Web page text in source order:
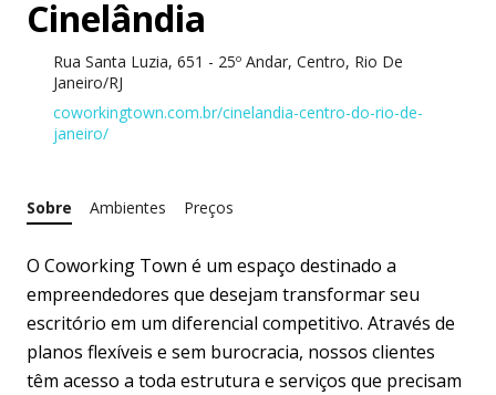
Cinelândia
Rua Santa Luzia, 651 - 25º Andar, Centro, Rio De
Janeiro/RJ
coworkingtown.com.br/cinelandia-centro-do-rio-de-
janeiro/
Sobre Ambientes Preços
O Coworking Town é um espaço destinado a
empreendedores que desejam transformar seu
escritório em um diferencial competitivo. Através de
planos flexíveis e sem burocracia, nossos clientes
têm acesso a toda estrutura e serviços que precisam